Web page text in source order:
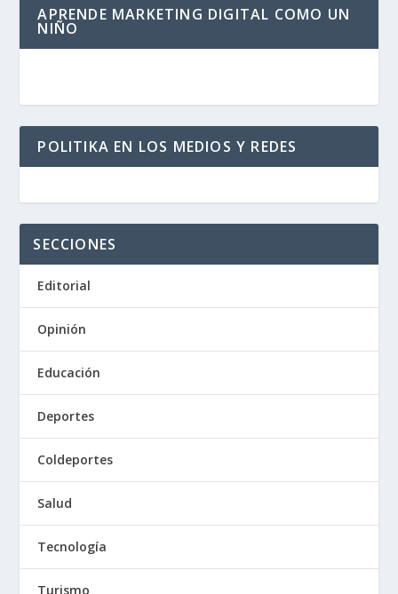
APRENDE MARKETING DIGITAL COMO UN
NIÑO
POLITIKA EN LOS MEDIOS Y REDES
SECCIONES
Editorial
Opinión
Educación
Deportes
Coldeportes
Salud
Tecnología
Turismo